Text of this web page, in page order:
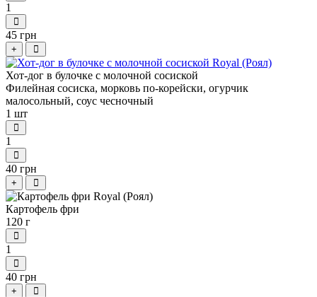
1
45 грн
+
Хот-дог в булочке с молочной сосиской
Филейная сосиска, морковь по-корейски, огурчик
малосольный, соус чесночный
1 шт
1
40 грн
+
Картофель фри
120 г
1
40 грн
+